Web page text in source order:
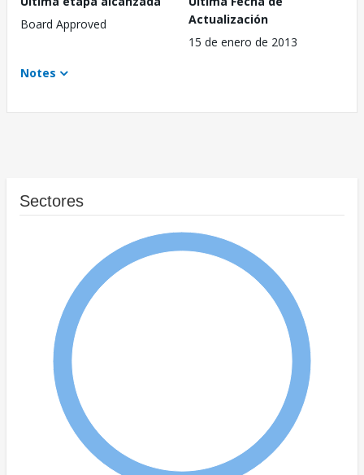
Board Approved
Actualización
15 de enero de 2013
Notes
Sectores